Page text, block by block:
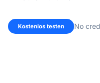
Kostenlos testen No